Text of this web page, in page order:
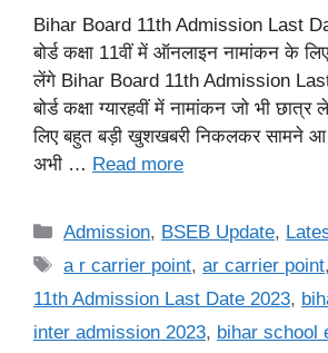
Bihar Board 11th Admission Last
बोर्ड कक्षा 11वीं में ऑनलाइन नामांकन के
लेंगे Bihar Board 11th Admission Last
बोर्ड कक्षा ग्यारहवीं में नामांकन जो भी
लिए बहुत बड़ी खुशखबरी निकलकर सामने आ
अभी … Read more
Categories
Admission, BSEB Update,
Tags
a r carrier point,ar carrier point,
11th Admission Last Date 2023,
inter admission 2023, bihar school